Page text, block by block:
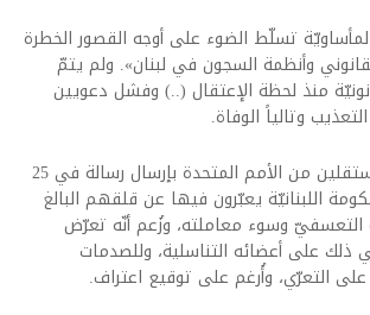
تسلّط الضوء على أوجه القصور الخطرة
وأنظمة السجون في لبنان». ولم يتمّ
منذ لحظة الإعتقال (..) وفشل دعويين
وتالياً الوفاة.
– قام ثلاثة خبراء مستقلين من الأمم المتحدة بإرسال رسالة في 25
اللبنانيّة يعبّرون فيها عن قلقهم البالغ
التعسفيّ وسوء معاملته، وزُعم أنّه تعرّض
ذلك على أعضائه التناسلية، وللصدمات
على التعرّي، وأُرغم على توقيع اعتراف.